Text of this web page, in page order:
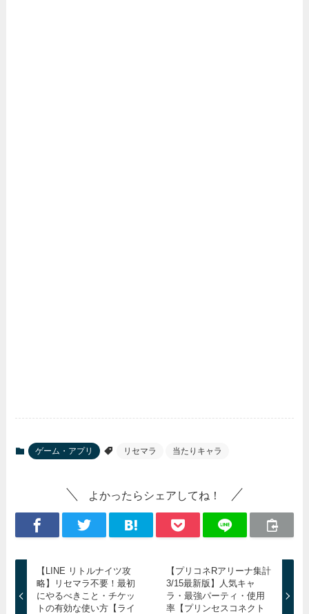
ゲーム・アプリ リセマラ 当たりキャラ
よかったらシェアしてね！
【LINE リトルナイツ攻
略】リセマラ不要！最初
にやるべきこと・チケッ
トの有効な使い方【ライ
【プリコネRアリーナ集計
3/15最新版】人気キャ
ラ・最強パーティ・使用
率【プリンセスコネクト